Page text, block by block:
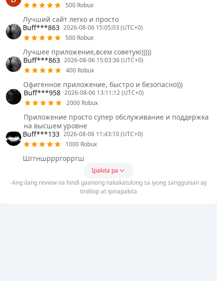
500 Robux
Лучший сайт легко и просто
Buff***863 2026-08-06 15:05:03 (UTC+0)
500 Robux
Лучшее приложение,всем советую)))))
Buff***863 2026-08-06 15:03:36 (UTC+0)
400 Robux
Офигенное приложение, быстро и безопасно)))
Buff***958 2026-08-06 13:11:12 (UTC+0)
2000 Robux
Приложение просто супер обслуживание и поддержка
на высшем уровне
Buff***133 2026-08-06 11:43:10 (UTC+0)
1000 Robux
Шггншррргорргш
Ipakita pa
-Ang ilang review na hindi gaanong nakakatulong sa iyong sanggunian ay
tiniklop at ipinapakita